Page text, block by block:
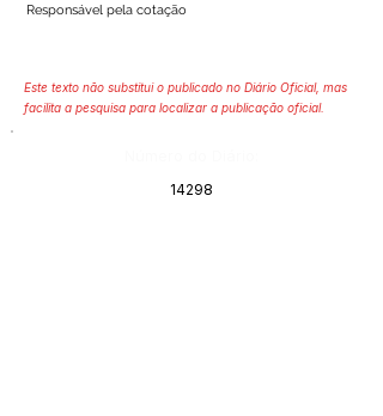
Responsável pela cotação
Este texto não substitui o publicado no Diário Oficial, mas
facilita a pesquisa para localizar a publicação oficial.
14298